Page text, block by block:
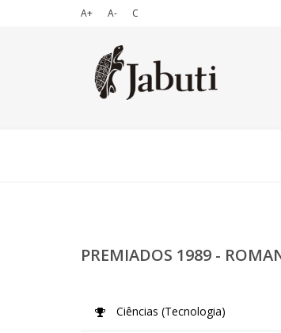
A+ A- C
PREMIADOS 1989 -
Ciências (Tecnologia)